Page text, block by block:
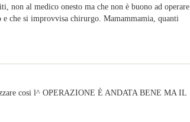
non al medico onesto ma che non è buono ad operare.
che si improvvisa chirurgo. Mamammamia, quanti
cosi l^ OPERAZIONE È ANDATA BENE MA IL